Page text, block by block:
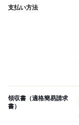
支払い方法
領収書（適格簡易請求
書）